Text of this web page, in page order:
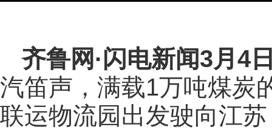
齐鲁网 ·闪电新闻3月4
汽笛声，满载1万吨煤炭
联运物流园出发驶向江